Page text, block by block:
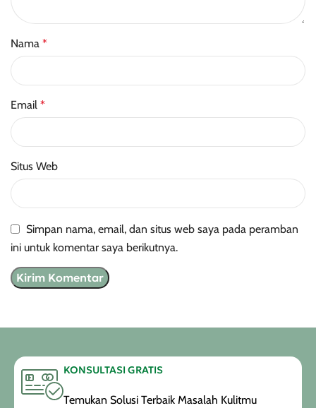
Nama *
Email *
Situs Web
Simpan nama, email, dan situs web saya pada peramban
ini untuk komentar saya berikutnya.
KONSULTASI GRATIS
Temukan Solusi Terbaik Masalah Kulitmu